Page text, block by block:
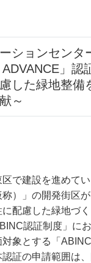
ーションセン
」認
した緑地整備
～
で建設を進めて
称）」の開発街区
配慮した緑地づ
認証制度」に
象とする「
証の申請範囲は